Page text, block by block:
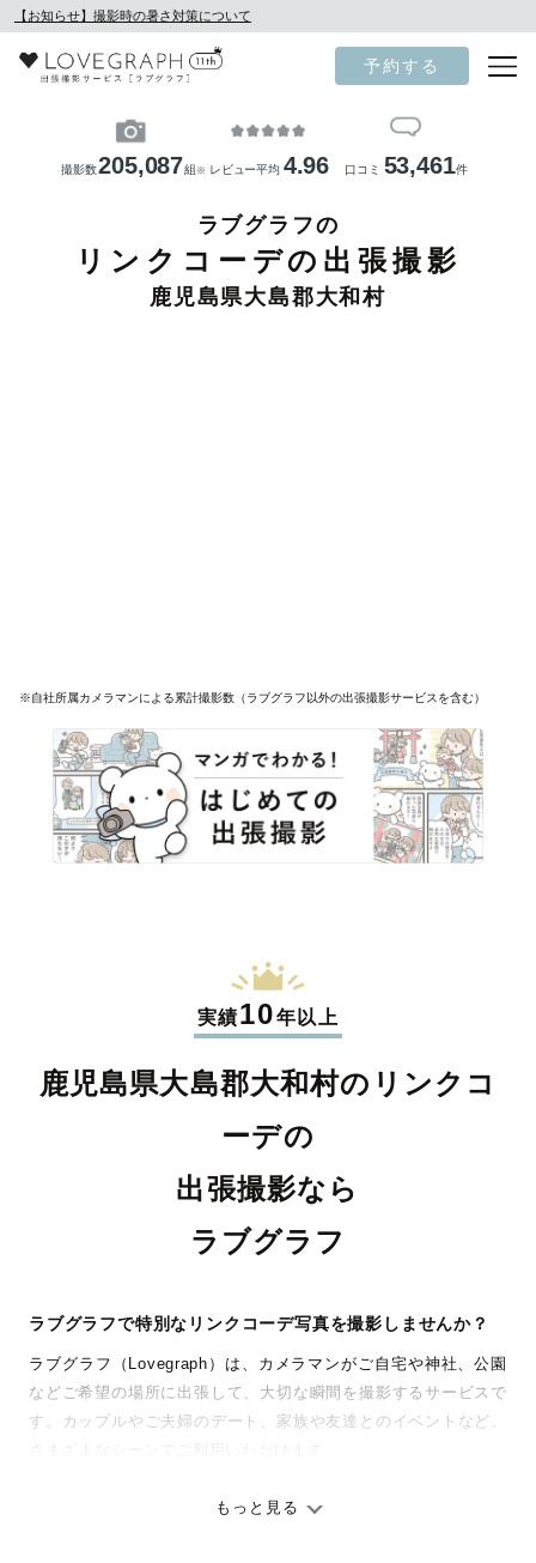
【お知らせ】撮影時の暑さ対策について
予約する
撮影数205,087組 ※ レビュー平均 4.96 口コミ 53,461件
ラブグラフの
リンクコーデの出張撮影
鹿児島県大島郡大和村
※自社所属カメラマンによる累計撮影数（ラブグラフ以外の出張撮影サービスを含む）
実績10年以上
鹿児島県大島郡大和村のリンクコ
ーデの
出張撮影なら
ラブグラフ
ラブグラフで特別なリンクコーデ写真を撮影しませんか？
ラブグラフ（Lovegraph）は、カメラマンがご自宅や神社、公園
などご希望の場所に出張して、大切な瞬間を撮影するサービスで
す。カップルやご夫婦のデート、家族や友達とのイベントなど、
ありのままの空気感を大切に、何十年経っても見返したくなるよ
もっと見る